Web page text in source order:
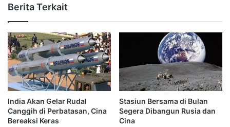
Berita Terkait
India Akan Gelar Rudal
Canggih di Perbatasan, Cina
Bereaksi Keras
Stasiun Bersama di Bulan
Segera Dibangun Rusia dan
Cina